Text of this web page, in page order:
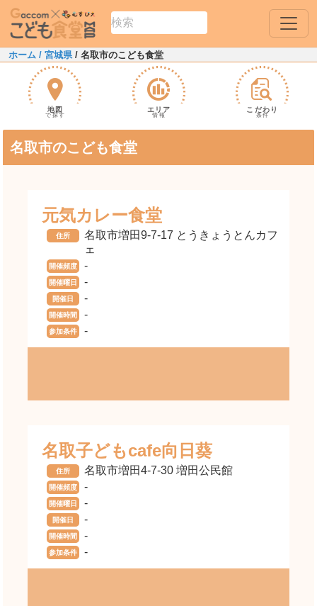
ホーム / 宮城県/ 名取市のこども食堂
地図
で探す
エリア
情報
こだわり
条件
名取市のこども食堂
元気カレー食堂
住所
名取市増田9-7-17 とうきょうとんカフ
ェ
開催頻度 -
開催曜日 -
開催日 -
開催時間 -
参加条件 -
名取子どもcafe向日葵
住所 名取市増田4-7-30 増田公民館
開催頻度 -
開催曜日 -
開催日 -
開催時間 -
参加条件 -